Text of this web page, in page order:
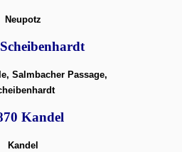
Neupotz
Salmbacher Passage,
Kandel
Kandel